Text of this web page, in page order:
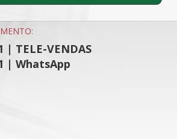
| TELE-VENDAS
| WhatsApp